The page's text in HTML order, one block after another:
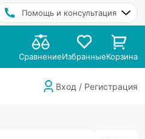
Помощь и консультация
СравнениеИзбранныеКорзина
Вход / Регистрация